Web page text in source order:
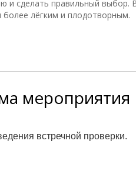
и сделать правильный выбор.
более лёгким и плодотворным.
мероприятия